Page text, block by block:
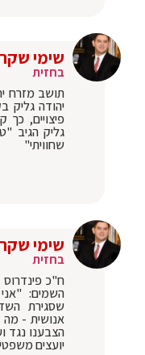
שימי
בחזית
תושב מזרח
פיצויים,
גליק הגיב
שחוויתי"
שימי
בחזית
ח"כ
השמים:
שסגירת
אנושית -
הצבענו נגד
יועצים